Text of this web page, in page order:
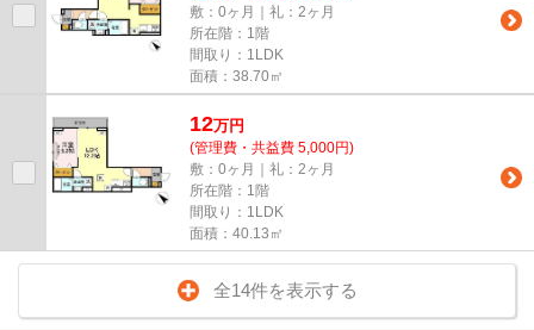
敷：0ヶ月｜礼：2ヶ月
所在階：1階
間取り：1LDK
面積：38.70㎡
12万円
(管理費・共益費 5,000円)
敷：0ヶ月｜礼：2ヶ月
所在階：1階
間取り：1LDK
面積：40.13㎡
全14件を表示する